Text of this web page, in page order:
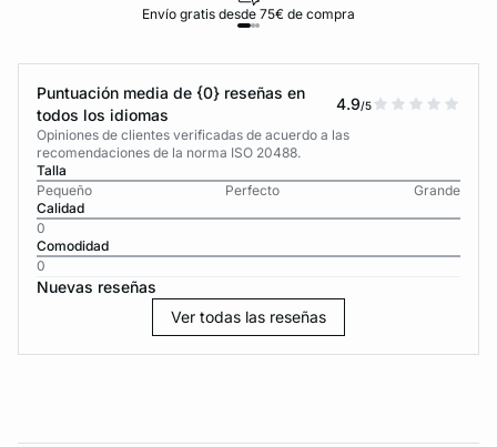
Envío gratis desde 75€ de compra
Puntuación media de {0} reseñas en
todos los idiomas
4.9/5
Opiniones de clientes verificadas de acuerdo a las
recomendaciones de la norma ISO 20488.
Talla
Pequeño
Perfecto
Grande
Calidad
0
Comodidad
0
Nuevas reseñas
Ver todas las reseñas